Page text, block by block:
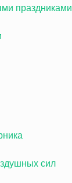
праздниками
сил